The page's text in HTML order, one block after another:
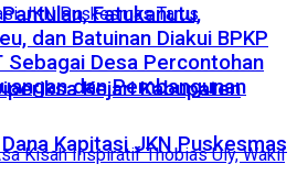
Kejari Kabupaten
Kapitasi JKN Puskesmas
Fatukanutu,
dan Batuinan Diakui BPKP
Sebagai Desa Percontohan
dan Pembangunan